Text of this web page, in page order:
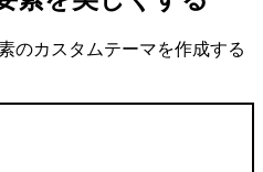
のカスタムテーマを作成する